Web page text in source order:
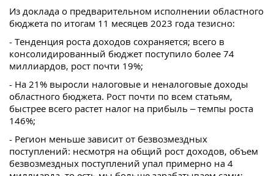
Из доклада о предварительном исполнении областного
бюджета по итогам 11 месяцев 2023 года тезисно:
- Тенденция роста доходов сохраняется; всего в
консолидированный бюджет поступило более 74
миллиардов, рост почти 19%;
- На 21% выросли налоговые и неналоговые доходы
областного бюджета. Рост почти по всем статьям,
быстрее всего растет налог на прибыль – темпы роста
146%;
- Регион меньше зависит от безвозмездных
поступлений: несмотря на общий рост доходов, объем
безвозмездных поступлений упал примерно на 4